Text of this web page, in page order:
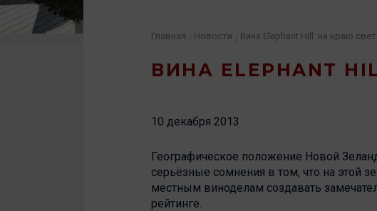
ВИНА ELEPHANT
Главная Новости Вина Elephant Hill: на краю
10 декабря 2013
Географическое положение Новой
серьёзные сомнения в том, что на этой
местным виноделам создавать
рейтинге.